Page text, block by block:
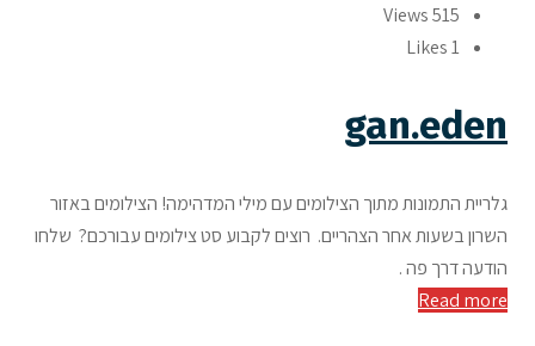
515 Views
1
gan.eden
גלריית התמונות מתוך הצילומים עם מילי המדהימה! הצילומים באזור
השרון בשעות אחר הצהריים. רוצים לקבוע סט צילומים עבורכם? שלחו
הודעה דרך פה .
Read more